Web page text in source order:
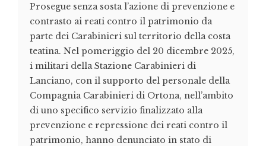
Prosegue senza sosta l’azione di prevenzione e
contrasto ai reati contro il patrimonio da
parte dei Carabinieri sul territorio della costa
teatina. Nel pomeriggio del 20 dicembre 2025,
i militari della Stazione Carabinieri di
Lanciano, con il supporto del personale della
Compagnia Carabinieri di Ortona, nell’ambito
di uno specifico servizio finalizzato alla
prevenzione e repressione dei reati contro il
patrimonio, hanno denunciato in stato di